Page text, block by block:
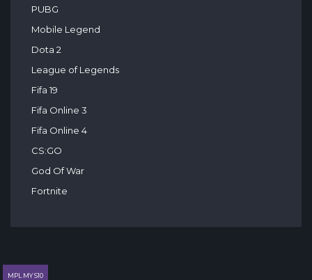
PUBG
Mobile Legend
Dota 2
League of Legends
Fifa 19
Fifa Online 3
Fifa Online 4
CS:GO
God Of War
Fortnite
MPL MY S10